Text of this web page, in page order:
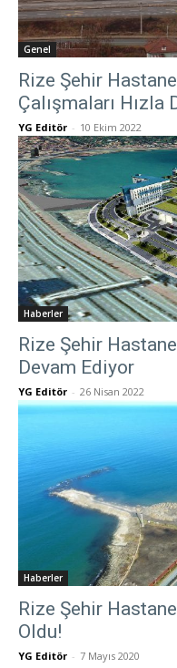
Genel
Rize Şehir
Çalışmaları Hızla
YG Editör - 10 Ekim 2022
Haberler
Rize Şehir
Devam Ediyor
YG Editör - 26 Nisan 2022
Haberler
Rize Şehir
Oldu!
YG Editör - 7 Mayıs 2020